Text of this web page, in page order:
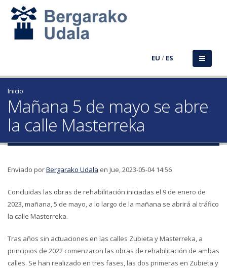
EU / ES
Inicio
Mañana 5 de mayo se abre
la calle Masterreka
Enviado porBergarako Udala en Jue, 2023-05-04 14:56
Concluidas las obras de rehabilitación iniciadas el 9 de enero de
2023, mañana, 5 de mayo, a lo largo de la mañana se abrirá al tráfico
la calle Masterreka.
Tras años sin actuaciones en las calles Zubieta y Masterreka, a
principios de 2022 comenzaron las obras de rehabilitación de ambas
calles. Se han realizado en tres fases, las dos primeras en Zubieta y